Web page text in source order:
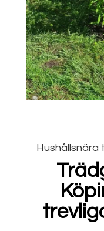
Hushållsnära